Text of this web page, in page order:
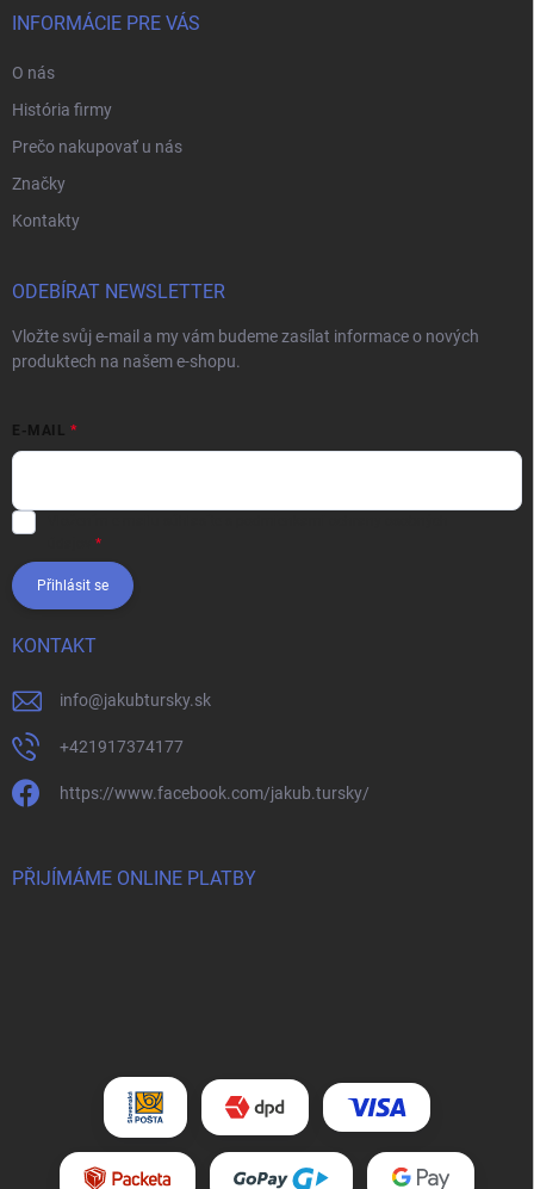
INFORMÁCIE PRE VÁS
O nás
História firmy
Prečo nakupovať u nás
Značky
Kontakty
ODEBÍRAT NEWSLETTER
Vložte svůj e-mail a my vám budeme zasílat informace o nových
produktech na našem e-shopu.
E-MAIL
Přihlásit se
KONTAKT
info@jakubtursky.sk
+421917374177
https://www.facebook.com/jakub.tursky/
PŘIJÍMÁME ONLINE PLATBY